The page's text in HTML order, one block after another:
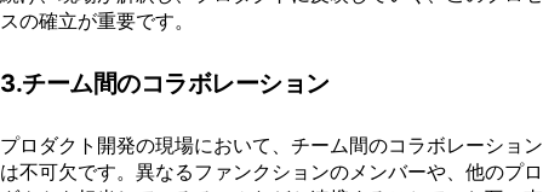
スの確立が重要です。
3.チーム間のコラボレーション
プロダクト開発の現場において、チーム間のコラボレーション
は不可欠です。異なるファンクションのメンバーや、他のプロ